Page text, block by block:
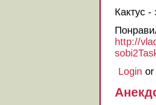
Кактус -
http://
Login or